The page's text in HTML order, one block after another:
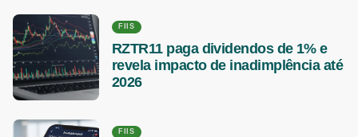
FIIS
RZTR11 paga dividendos de 1% e
revela impacto de inadimplência até
2026
FIIS